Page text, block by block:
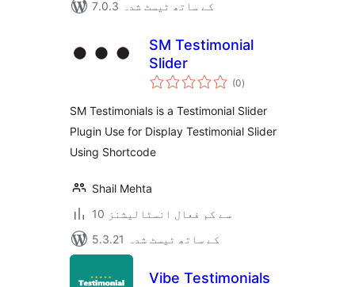
7.0.3 کے ساتھ ٹیسٹ شدہ
SM Testimonial
Slider
(0مجموعی
درجہ
)
SM Testimonials is a Testimonial Slider
Plugin Use for Display Testimonial Slider
Using Shortcode
Shail Mehta
10 سے کم فعال انسٹالیشنز
5.3.21 کے ساتھ ٹیسٹ شدہ
Vibe Testimonials